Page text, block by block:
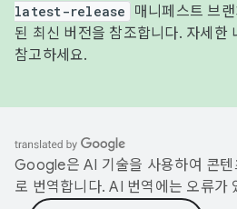
latest-release
매니페스트 브
된 최신 버전을 참조합니다. 자세한
참고하세요.
Google은 AI 기술을 사용하여 콘텐
로 번역합니다. AI 번역에는 오류가